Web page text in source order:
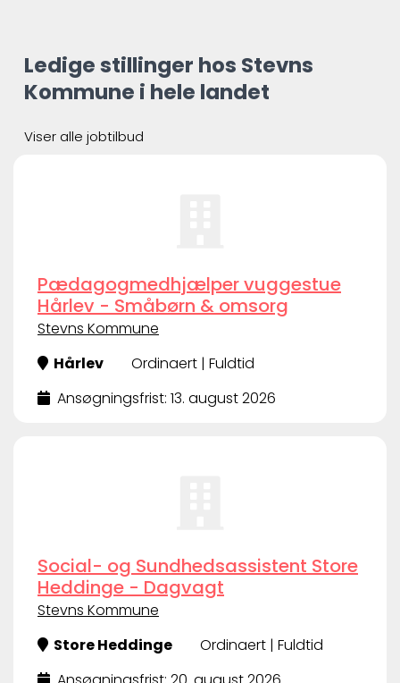
Ledige stillinger hos Stevns
Kommune i hele landet
Viser alle jobtilbud
Pædagogmedhjælper vuggestue
Hårlev - Småbørn & omsorg
Stevns Kommune
Hårlev
Ordinaert | Fuldtid
Ansøgningsfrist: 13. august 2026
Social- og Sundhedsassistent Store
Heddinge - Dagvagt
Stevns Kommune
Store Heddinge
Ordinaert | Fuldtid